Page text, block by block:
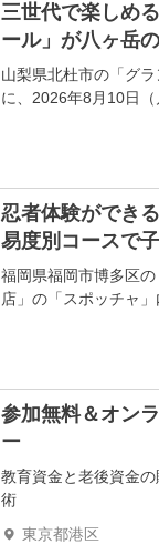
三世代で楽しめ
ール」が八ヶ岳
山梨県北杜市の「グ
に、2026年8月10日
忍者体験ができ
易度別コースで
福岡県福岡市博多区
店」の「スポッチャ
参加無料＆オン
ー
教育資金と老後資金
術
東京都港区